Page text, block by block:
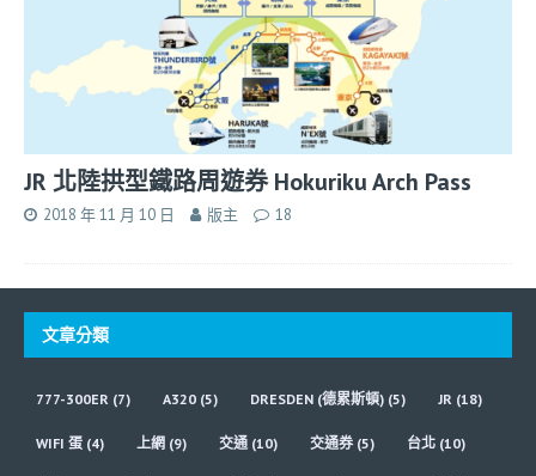
JR 北陸拱型鐵路周遊券 Hokuriku Arch Pass
2018 年 11 月 10 日 版主 18
文章分類
777-300ER (7) A320 (5) DRESDEN (德累斯頓) (5) JR (18)
WIFI 蛋 (4) 上網 (9) 交通 (10) 交通券(5) 台北 (10)